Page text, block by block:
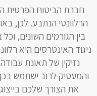
חברת הביטוח הפרטית
הרלוונטי הנתבע. לכן,
בין הגורמים השונים,
ניגוד האינטרסים היא
נזיקין של תאונת
והמעסיק לרוב ישתמש
את הצורך שלכם